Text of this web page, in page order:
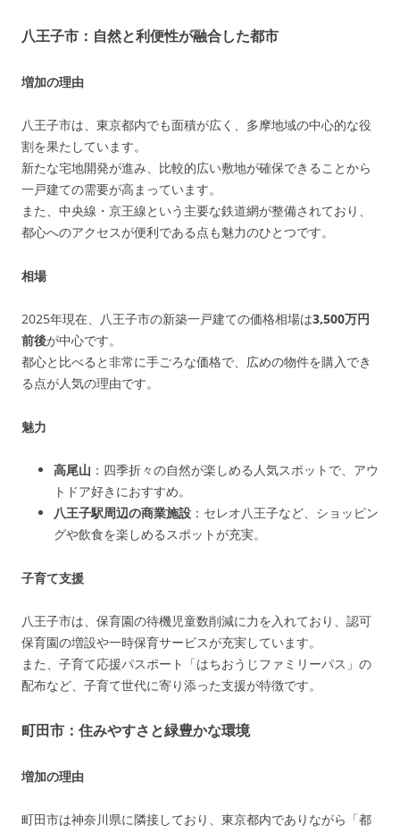
八王子市：自然と利便性が融合した都市
増加の理由
八王子市は、東京都内でも面積が広く、多摩地域の中心的な役
割を果たしています。
新たな宅地開発が進み、比較的広い敷地が確保できることから
一戸建ての需要が高まっています。
また、中央線・京王線という主要な鉄道網が整備されており、
都心へのアクセスが便利である点も魅力のひとつです。
相場
2025年現在、八王子市の新築一戸建ての価格相場は3,500万円
前後が中心です。
都心と比べると非常に手ごろな価格で、広めの物件を購入でき
る点が人気の理由です。
魅力
高尾山 ：四季折々の自然が楽しめる人気スポットで、アウ
トドア好きにおすすめ。
八王子駅周辺の商業施設 ：セレオ八王子など、ショッピン
グや飲食を楽しめるスポットが充実。
子育て支援
八王子市は、保育園の待機児童数削減に力を入れており、認可
保育園の増設や一時保育サービスが充実しています。
また、子育て応援パスポート「はちおうじファミリーパス」の
配布など、子育て世代に寄り添った支援が特徴です。
町田市：住みやすさと緑豊かな環境
増加の理由
町田市は神奈川県に隣接しており、東京都内でありながら「都